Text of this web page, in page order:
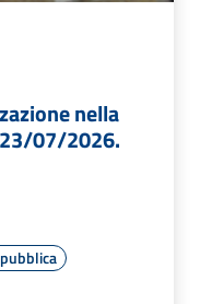
nella
07/2026.